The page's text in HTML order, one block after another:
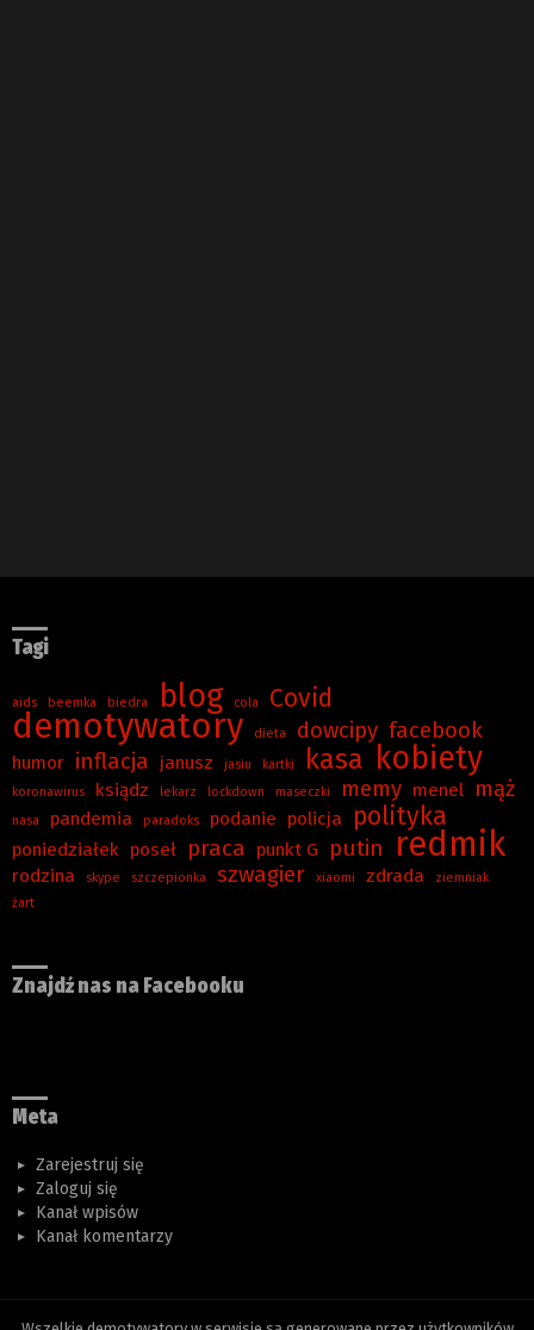
Tagi
aids beemka biedra blog cola Covid
demotywatory dieta dowcipy facebook
humor inflacja janusz jasiu kartki kasa kobiety
koronawirus ksiądz lekarz lockdown maseczki memy menel mąż
nasa pandemia paradoks podanie policja polityka
poniedziałek poseł praca punkt G putin redmik
rodzina skype szczepionka szwagier xiaomi zdrada
ziemniak
żart
Znajdź nas na Facebooku
Meta
Zarejestruj się
Zaloguj się
Kanał wpisów
Kanał komentarzy